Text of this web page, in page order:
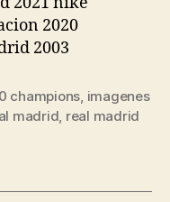
champions, imagenes
madrid, real madrid